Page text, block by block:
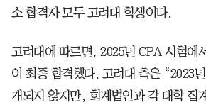
소 합격자 모두 고려대 학생이다.
고려대에 따르면, 2025년 CPA 시험에
이 최종 합격했다. 고려대 측은 “2023
개되지 않지만, 회계법인과 각 대학 집